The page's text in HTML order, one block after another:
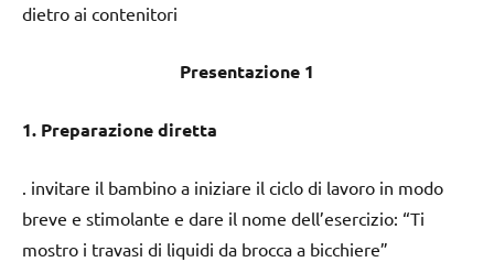
dietro ai contenitori
Presentazione 1
1. Preparazione diretta
. invitare il bambino a iniziare il ciclo di lavoro in modo
breve e stimolante e dare il nome dell’esercizio: “Ti
mostro i travasi di liquidi da brocca a bicchiere”